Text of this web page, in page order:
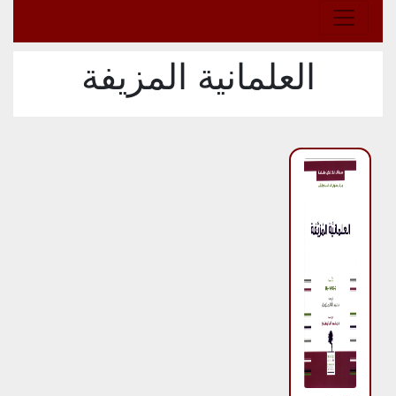
العلمانية المزيفة